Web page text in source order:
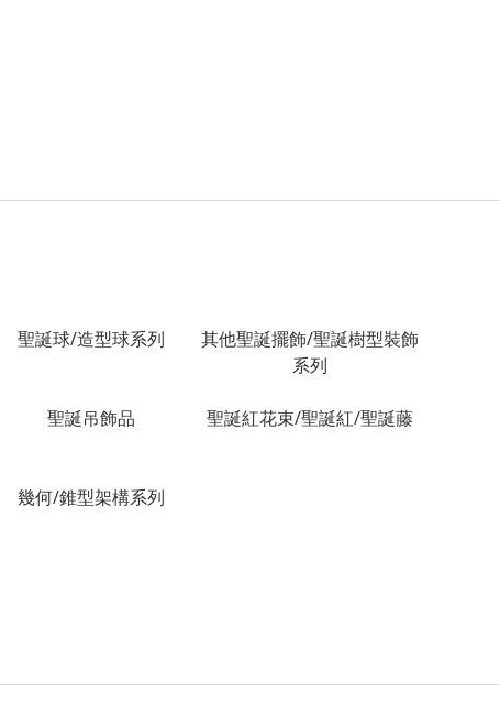
聖誕球/造型球系列
其他聖誕擺飾/聖誕樹型裝飾
系列
聖誕吊飾品 聖誕紅花束/聖誕紅/聖誕藤
幾何/錐型架構系列